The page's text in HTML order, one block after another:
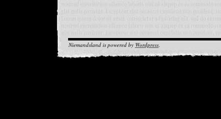
Niemandsland is powered by Wordpress.